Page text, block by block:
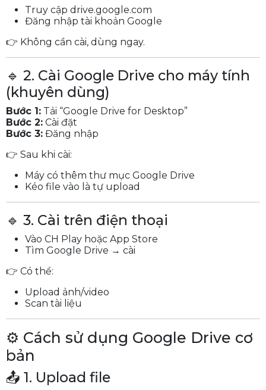
Truy cập drive.google.com
Đăng nhập tài khoản Google
👉 Không cần cài, dùng ngay.
🔹 2. Cài Google Drive cho máy tính
(khuyên dùng)
Bước 1: Tải “Google Drive for Desktop”
Bước 2: Cài đặt
Bước 3: Đăng nhập
👉 Sau khi cài:
Máy có thêm thư mục Google Drive
Kéo file vào là tự upload
🔹 3. Cài trên điện thoại
Vào CH Play hoặc App Store
Tìm Google Drive → cài
👉 Có thể:
Upload ảnh/video
Scan tài liệu
⚙️ Cách sử dụng Google Drive cơ
bản
📤 1. Upload file